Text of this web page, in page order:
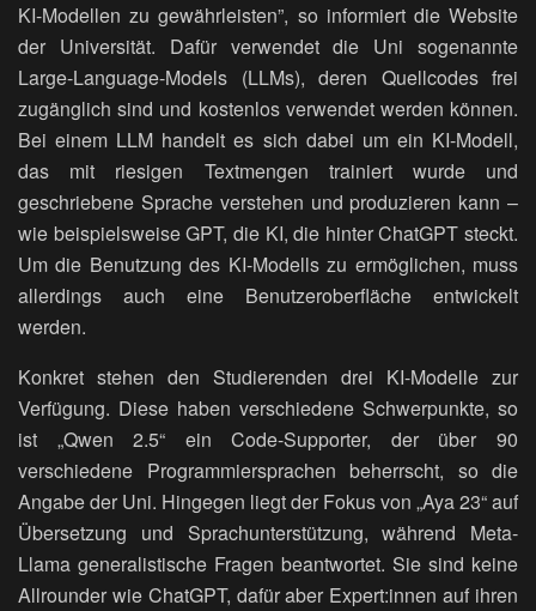
KI-Modellen zu gewährleisten”, so informiert die Website
der Universität. Dafür verwendet die Uni sogenannte
Large-Language-Models (LLMs), deren Quellcodes frei
zugänglich sind und kostenlos verwendet werden können.
Bei einem LLM handelt es sich dabei um ein KI-Modell,
das mit riesigen Textmengen trainiert wurde und
geschriebene Sprache verstehen und produzieren kann –
wie beispielsweise GPT, die KI, die hinter ChatGPT steckt.
Um die Benutzung des KI-Modells zu ermöglichen, muss
allerdings auch eine Benutzeroberfläche entwickelt
werden.
Konkret stehen den Studierenden drei KI-Modelle zur
Verfügung. Diese haben verschiedene Schwerpunkte, so
ist „Qwen 2.5“ ein Code-Supporter, der über 90
verschiedene Programmiersprachen beherrscht, so die
Angabe der Uni. Hingegen liegt der Fokus von „Aya 23“ auf
Übersetzung und Sprachunterstützung, während Meta-
Llama generalistische Fragen beantwortet. Sie sind keine
Allrounder wie ChatGPT, dafür aber Expert:innen auf ihren